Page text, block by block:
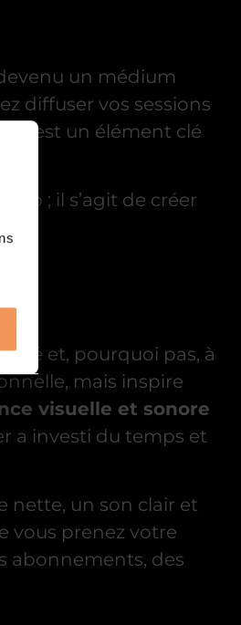
un médium
diffuser vos sessions
est un élément clé
; il s’agit de créer
et, pourquoi pas, à
mais inspire
visuelle et sonore
a investi du temps et
nette, un son clair et
vous prenez votre
abonnements, des